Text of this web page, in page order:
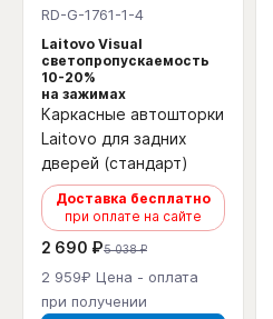
RD-G-1761-1-4
Laitovo Visual
светопропускаемость
10-20%
на зажимах
Каркасные автошторки
Laitovo для задних
дверей (стандарт)
Доставка бесплатно
при оплате на сайте
2 690 ₽5 038 ₽
2 959₽ Цена - оплата
при получении